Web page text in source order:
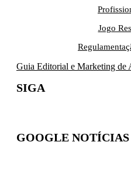
Jogo
Guia Editorial e Marketing de
SIGA
GOOGLE NOTÍCIAS